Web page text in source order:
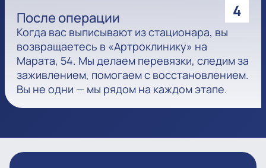
4
После операции
Когда вас выписывают из стационара, вы
возвращаетесь в «Артроклинику» на
Марата, 54. Мы делаем перевязки, следим за
заживлением, помогаем с восстановлением.
Вы не одни — мы рядом на каждом этапе.